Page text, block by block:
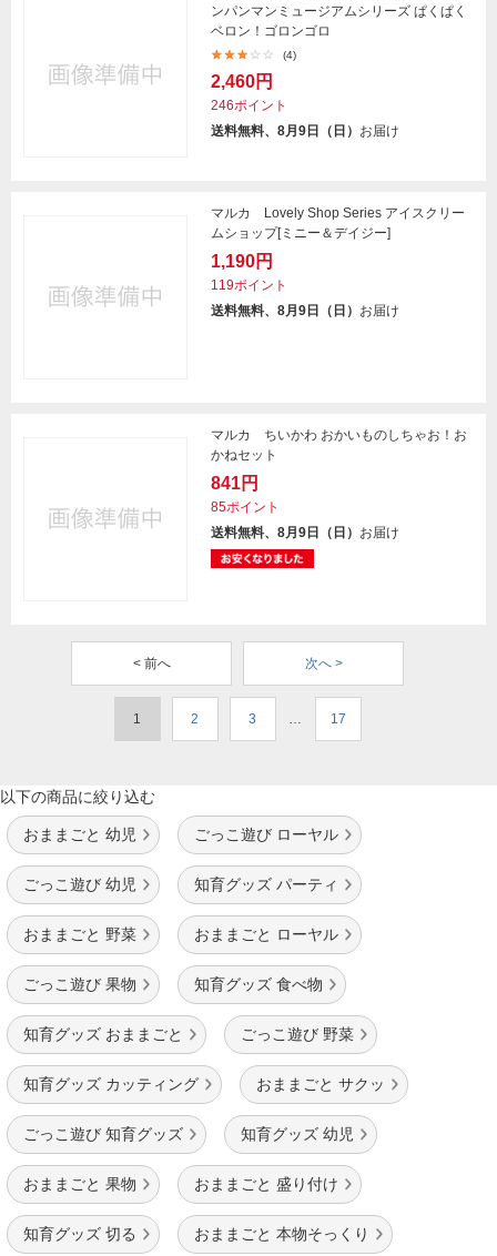
ンパンマンミュージアムシリーズ ぱくぱく
ベロン！ゴロンゴロ
(4)
2,460円
246ポイント
送料無料、8月9日（日） お届け
マルカ Lovely Shop Series アイスクリー
ムショップ[ミニー＆デイジー]
1,190円
119ポイント
送料無料、8月9日（日） お届け
マルカ ちいかわ おかいものしちゃお！お
かねセット
841円
85ポイント
送料無料、8月9日（日） お届け
< 前へ 次へ >
1 2 3 … 17
以下の商品に絞り込む
おままごと 幼児 ごっこ遊び ローヤル
ごっこ遊び 幼児 知育グッズ パーティ
おままごと 野菜 おままごと ローヤル
ごっこ遊び 果物 知育グッズ 食べ物
知育グッズ おままごと ごっこ遊び 野菜
知育グッズ カッティング おままごと サクッ
ごっこ遊び 知育グッズ 知育グッズ 幼児
おままごと 果物 おままごと 盛り付け
知育グッズ 切る おままごと 本物そっくり